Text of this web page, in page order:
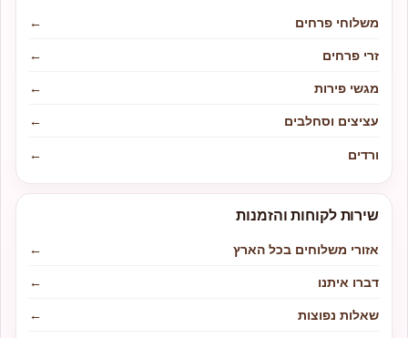
משלוחי פרחים
←
זרי פרחים
←
מגשי פירות
←
עציצים וסחלבים
←
ורדים
←
שירות לקוחות והזמנות
אזורי משלוחים בכל הארץ
←
דברו איתנו
←
שאלות נפוצות
←